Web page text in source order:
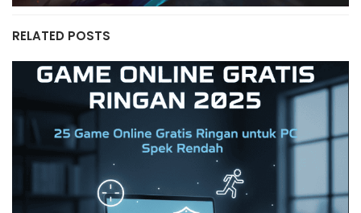
RELATED POSTS